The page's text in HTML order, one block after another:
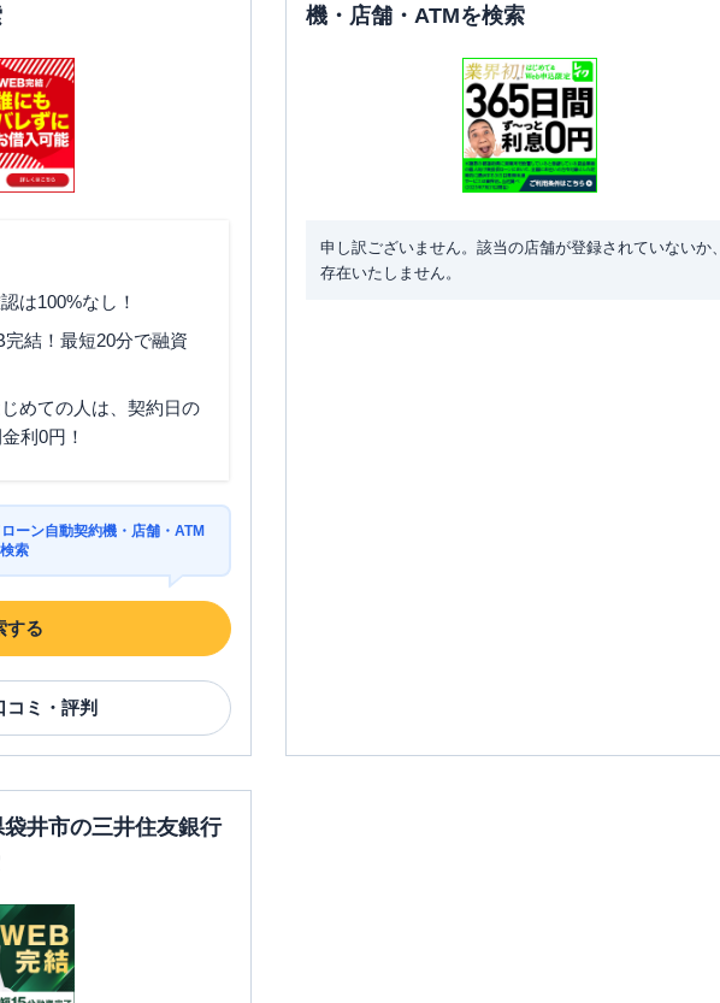
は100%なし！
結！最短20分で融資
めての人は、契約日の
利0円！
ーン自動契約機・店舗・ATM
索
する
コミ・評判
機・店舗・ATMを検索
申し訳ございません。該当の店舗が登録されていないか、
存在いたしません。
井市の三井住友銀行